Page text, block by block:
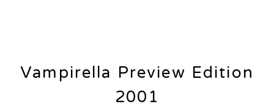
Vampirella Preview Edition
2001